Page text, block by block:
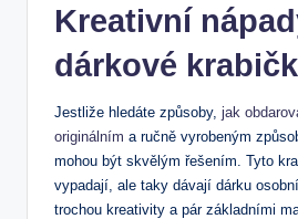
Kreativní
dárkové
Jestliže hledáte způsoby, jak
originálním a ručně vyrobeným
mohou být skvělým řešením. Tyto
vypadají, ale taky dávají dárku
trochou kreativity a pár základními